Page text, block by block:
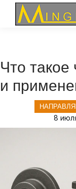
Что такое
и
8